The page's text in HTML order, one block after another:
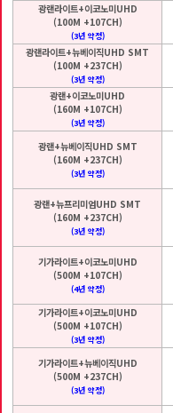
광랜라이트+이코노미UHD
(100M +107CH)
(3년 약정)
광랜라이트+뉴베이직UHD SMT
(100M +237CH)
(3년 약정)
광랜+이코노미UHD
(160M +107CH)
(3년 약정)
광랜+뉴베이직UHD SMT
(160M +237CH)
(3년 약정)
광랜+뉴프리미엄UHD SMT
(160M +237CH)
(3년 약정)
기가라이트+이코노미UHD
(500M +107CH)
(4년 약정)
기가라이트+이코노미UHD
(500M +107CH)
(3년 약정)
기가라이트+뉴베이직UHD
(500M +237CH)
(3년 약정)